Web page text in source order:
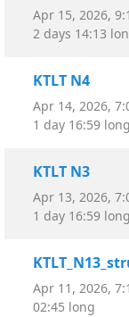
Apr 15, 2026,
2 days 14:13
KTLT N4
Apr 14, 2026,
1 day 16:59 long
KTLT N3
Apr 13, 2026,
1 day 16:59 long
Apr 11, 2026,
02:45 long